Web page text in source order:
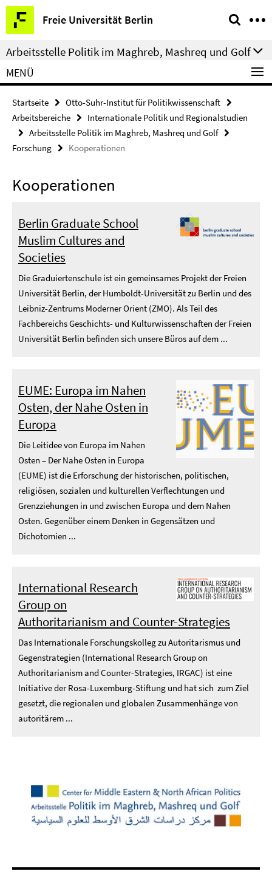
Springe
direkt
zu
Inhalt
Freie Universität Berlin
Service-
Navigation
Arbeitsstelle Politik im Maghreb, Mashreq und Golf
MENÜ
Startseite
Otto-Suhr-Institut für Politikwissenschaft
Arbeitsbereiche
Internationale Politik und Regionalstudien
Arbeitsstelle Politik im Maghreb, Mashreq und Golf
Forschung
Kooperationen
Kooperationen
Berlin Graduate School
Muslim Cultures and
Societies
Die Graduiertenschule ist ein gemeinsames Projekt der Freien
Universität Berlin, der Humboldt-Universität zu Berlin und des
Leibniz-Zentrums Moderner Orient (ZMO). Als Teil des
Fachbereichs Geschichts- und Kulturwissenschaften der Freien
Universität Berlin befinden sich unsere Büros auf dem ...
EUME: Europa im Nahen
Osten, der Nahe Osten in
Europa
Die Leitidee von Europa im Nahen
Osten – Der Nahe Osten in Europa
(EUME) ist die Erforschung der historischen, politischen,
religiösen, sozialen und kulturellen Verflechtungen und
Grenzziehungen in und zwischen Europa und dem Nahen
Osten. Gegenüber einem Denken in Gegensätzen und
Dichotomien ...
International Research
Group on
Authoritarianism and Counter-Strategies
Das Internationale Forschungskolleg zu Autoritarismus und
Gegenstrategien (International Research Group on
Authoritarianism and Counter-Strategies, IRGAC) ist eine
Initiative der Rosa-Luxemburg-Stiftung und hat sich zum Ziel
gesetzt, die regionalen und globalen Zusammenhänge von
autoritärem ...